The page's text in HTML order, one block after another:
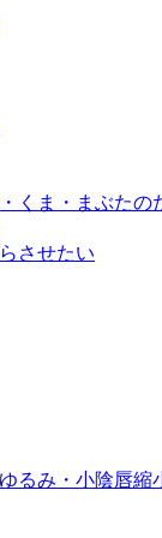
くま・まぶたの
させたい
るみ・小陰唇縮